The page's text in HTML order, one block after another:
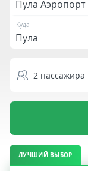
Куда
2 пассажира
ЛУЧШИЙ ВЫБОР